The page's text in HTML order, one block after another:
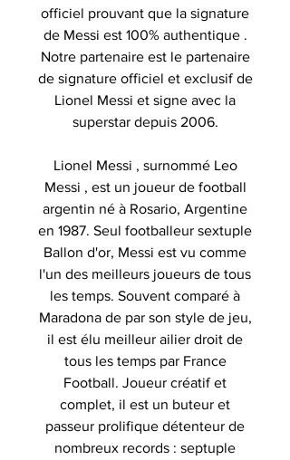
officiel prouvant que la signature
de Messi est 100% authentique .
Notre partenaire est le partenaire
de signature officiel et exclusif de
Lionel Messi et signe avec la
superstar depuis 2006.
Lionel Messi , surnommé Leo
Messi , est un joueur de football
argentin né à Rosario, Argentine
en 1987. Seul footballeur sextuple
Ballon d'or, Messi est vu comme
l'un des meilleurs joueurs de tous
les temps. Souvent comparé à
Maradona de par son style de jeu,
il est élu meilleur ailier droit de
tous les temps par France
Football. Joueur créatif et
complet, il est un buteur et
passeur prolifique détenteur de
nombreux records : septuple